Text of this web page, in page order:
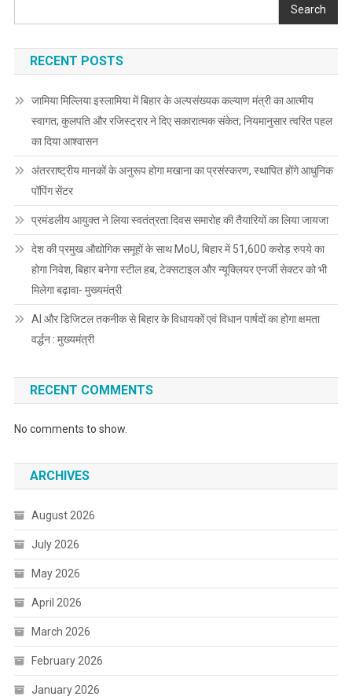
Search
RECENT POSTS
जामिया मिल्लिया इस्लामिया में बिहार के अल्पसंख्यक कल्याण मंत्री का आत्मीय
स्वागत; कुलपति और रजिस्ट्रार ने दिए सकारात्मक संकेत; नियमानुसार त्वरित पहल
का दिया आश्वासन
अंतरराष्ट्रीय मानकों के अनुरूप होगा मखाना का प्रसंस्करण, स्थापित होंगे आधुनिक
पॉपिंग सेंटर
प्रमंडलीय आयुक्त ने लिया स्वतंत्रता दिवस समारोह की तैयारियों का लिया जायजा
देश की प्रमुख औद्योगिक समूहों के साथ MoU, बिहार में 51,600 करोड़ रुपये का
होगा निवेश, बिहार बनेगा स्टील हब, टेक्सटाइल और न्यूक्लियर एनर्जी सेक्टर को भी
मिलेगा बढ़ावा- मुख्यमंत्री
AI और डिजिटल तकनीक से बिहार के विधायकों एवं विधान पार्षदों का होगा क्षमता
वर्द्धन : मुख्यमंत्री
RECENT COMMENTS
No comments to show.
ARCHIVES
August 2026
July 2026
May 2026
April 2026
March 2026
February 2026
January 2026